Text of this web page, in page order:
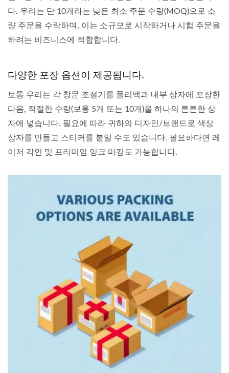
다. 우리는 단 10개라는 낮은 최소 주문 수량(MOQ)으로 소
량 주문을 수락하며, 이는 소규모로 시작하거나 시험 주문을
하려는 비즈니스에 적합합니다.
다양한 포장 옵션이 제공됩니다.
보통 우리는 각 창문 조절기를 폴리백과 내부 상자에 포장한
다음, 적절한 수량(보통 5개 또는 10개)을 하나의 튼튼한 상
자에 넣습니다. 필요에 따라 귀하의 디자인/브랜드로 색상
상자를 만들고 스티커를 붙일 수도 있습니다. 필요하다면 레
이저 각인 및 프리미엄 잉크 마킹도 가능합니다.